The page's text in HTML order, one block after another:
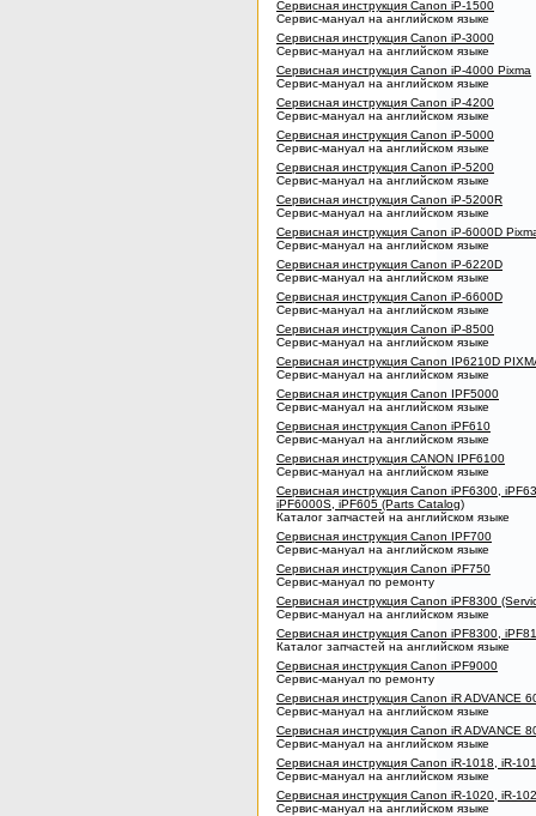
Сервисная инструкция Canon iP-1500
Сервис-мануал на английском языке
Сервисная инструкция Canon iP-3000
Сервис-мануал на английском языке
Сервисная инструкция Canon iP-4000 Pixma
Сервис-мануал на английском языке
Сервисная инструкция Canon iP-4200
Сервис-мануал на английском языке
Сервисная инструкция Canon iP-5000
Сервис-мануал на английском языке
Сервисная инструкция Canon iP-5200
Сервис-мануал на английском языке
Сервисная инструкция Canon iP-5200R
Сервис-мануал на английском языке
Сервисная инструкция Canon iP-6000D
Сервис-мануал на английском языке
Сервисная инструкция Canon iP-6220D
Сервис-мануал на английском языке
Сервисная инструкция Canon iP-6600D
Сервис-мануал на английском языке
Сервисная инструкция Canon iP-8500
Сервис-мануал на английском языке
Сервисная инструкция Canon IP6210D
Сервис-мануал на английском языке
Сервисная инструкция Canon IPF5000
Сервис-мануал на английском языке
Сервисная инструкция Canon iPF610
Сервис-мануал на английском языке
Сервисная инструкция CANON IPF6100
Сервис-мануал на английском языке
Сервисная инструкция Canon iPF6300,
iPF6000S, iPF605 (Parts Catalog)
Каталог запчастей на английском языке
Сервисная инструкция Canon IPF700
Сервис-мануал на английском языке
Сервисная инструкция Canon iPF750
Сервис-мануал по ремонту
Сервисная инструкция Canon iPF8300
Сервис-мануал на английском языке
Сервисная инструкция Canon iPF8300,
Каталог запчастей на английском языке
Сервисная инструкция Canon iPF9000
Сервис-мануал по ремонту
Сервисная инструкция Canon iR ADVANCE
Сервис-мануал на английском языке
Сервисная инструкция Canon iR ADVANCE
Сервис-мануал на английском языке
Сервисная инструкция Canon iR-1018, iR-
Сервис-мануал на английском языке
Сервисная инструкция Canon iR-1020, iR-
Сервис-мануал на английском языке